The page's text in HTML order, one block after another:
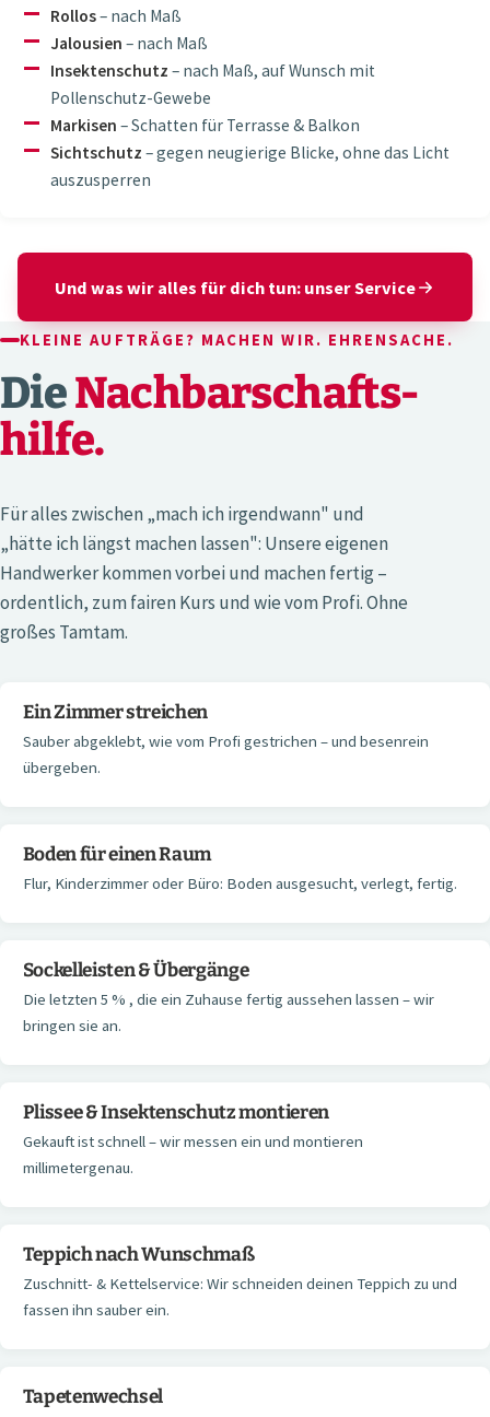
Rollos– nach Maß
Jalousien – nach Maß
Insektenschutz – nach Maß, auf Wunsch mit
Pollenschutz-Gewebe
Markisen – Schatten für Terrasse & Balkon
Sichtschutz – gegen neugierige Blicke, ohne das Licht
auszusperren
Und was wir alles für dich tun: unser Service
KLEINE AUFTRÄGE? MACHEN WIR. EHRENSACHE.
DieNachbarschafts­
hilfe.
Für alles zwischen „mach ich irgendwann" und
„hätte ich längst machen lassen": Unsere eigenen
Handwerker kommen vorbei und machen fertig –
ordentlich, zum fairen Kurs und wie vom Profi. Ohne
großes Tamtam.
Ein Zimmer streichen
Sauber abgeklebt, wie vom Profi gestrichen – und besenrein
übergeben.
Boden für einen Raum
Flur, Kinderzimmer oder Büro: Boden ausgesucht, verlegt, fertig.
Sockelleisten & Übergänge
Die letzten 5 % , die ein Zuhause fertig aussehen lassen – wir
bringen sie an.
Plissee & Insektenschutz montieren
Gekauft ist schnell – wir messen ein und montieren
millimetergenau.
Teppich nach Wunschmaß
Zuschnitt- & Kettelservice: Wir schneiden deinen Teppich zu und
fassen ihn sauber ein.
Tapetenwechsel